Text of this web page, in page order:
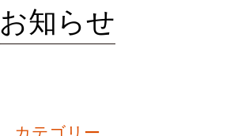
お知らせ